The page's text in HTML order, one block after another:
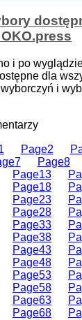
i po
dla
i
Page2
7 Page8
Page13
Page18
Page23
Page28
Page33
Page38
Page43
Page48
Page53
Page58
Page63
Page68